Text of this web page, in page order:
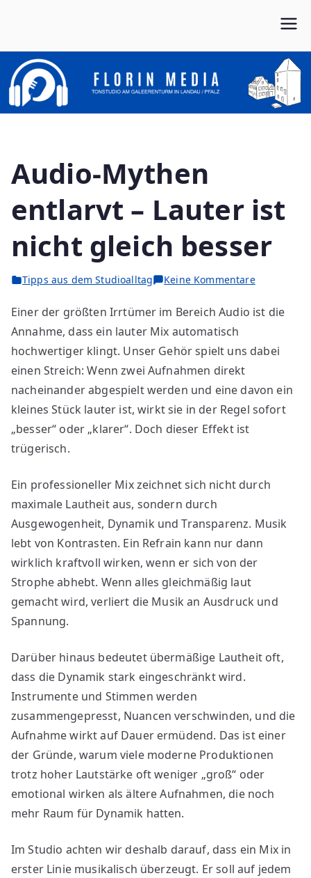
springen
FLORIN MEDIA
Von Anfang bis Ende dein Partner im Musikbusiness
Audio-Mythen
entlarvt – Lauter ist
nicht gleich besser
Tipps aus dem Studioalltag Keine Kommentarezu
Mythen
–
Einer der größten Irrtümer im Bereich Audio ist die
Annahme, dass ein lauter Mix automatisch
hochwertiger klingt. Unser Gehör spielt uns dabei
einen Streich: Wenn zwei Aufnahmen direkt
nacheinander abgespielt werden und eine davon ein
kleines Stück lauter ist, wirkt sie in der Regel sofort
„besser“ oder „klarer“. Doch dieser Effekt ist
trügerisch.
Ein professioneller Mix zeichnet sich nicht durch
maximale Lautheit aus, sondern durch
Ausgewogenheit, Dynamik und Transparenz. Musik
lebt von Kontrasten. Ein Refrain kann nur dann
wirklich kraftvoll wirken, wenn er sich von der
Strophe abhebt. Wenn alles gleichmäßig laut
gemacht wird, verliert die Musik an Ausdruck und
Spannung.
Darüber hinaus bedeutet übermäßige Lautheit oft,
dass die Dynamik stark eingeschränkt wird.
Instrumente und Stimmen werden
zusammengepresst, Nuancen verschwinden, und die
Aufnahme wirkt auf Dauer ermüdend. Das ist einer
der Gründe, warum viele moderne Produktionen
trotz hoher Lautstärke oft weniger „groß“ oder
emotional wirken als ältere Aufnahmen, die noch
mehr Raum für Dynamik hatten.
Im Studio achten wir deshalb darauf, dass ein Mix in
erster Linie musikalisch überzeugt. Er soll auf jedem